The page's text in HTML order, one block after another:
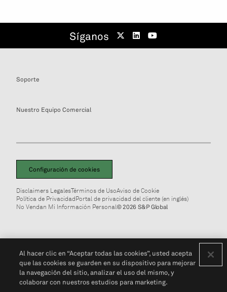
Síganos
Soporte
Nuestro Equipo Comercial
Configuración de cookies
Disclaimers LegalesTérminos de UsoAviso de Cookie
Política de PrivacidadPortal de privacidad del cliente (en inglés)
No Vendan Mi Información Personal© 2026 S&P Global
Al hacer clic en “Aceptar todas las cookies”, usted acepta
que las cookies se guarden en su dispositivo para mejorar
la navegación del sitio, analizar el uso del mismo, y
colaborar con nuestros estudios para marketing.